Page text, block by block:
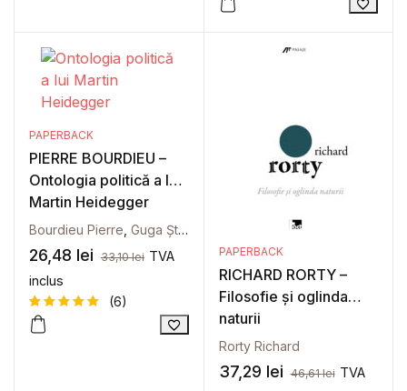
Evaluat la
pe baza a
2
PAPERBACK
PIERRE BOURDIEU –
Ontologia politică a lui
Martin Heidegger
Bourdieu Pierre Guga Ștefan
26,48 lei 33,10lei TVA
inclus
Evaluat la
6
(6)
PAPERBACK
RICHARD RORTY –
Filosofie și oglinda
naturii
Rorty Richard
37,29 lei 46,61lei TVA